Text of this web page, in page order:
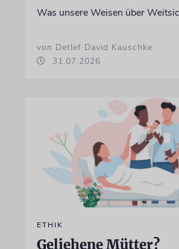
Was unsere Weisen über
von Detlef David Kauschke
31.07.2026
ETHIK
Geliehene Mütter?